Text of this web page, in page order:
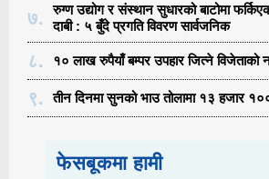
७.
रुग्ण उद्योग र संस्थान सुधारको बाटोमा
दाबी : ५ बुँदे प्रगति विवरण सार्वजनिक
८. १० लाख रुपैयाँ बम्पर उपहार जित्ने विजेताको
९. तीन दिनमा सुनको भाउ तोलामा १३ हजार
फेसबूकमा हामी